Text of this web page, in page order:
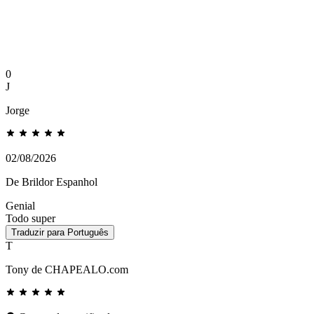
0
J
Jorge
02/08/2026
De Brildor Espanhol
Genial
Todo super
Traduzir para Português
T
Tony de CHAPEALO.com